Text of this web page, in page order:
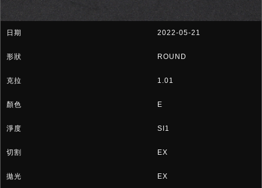
2022-05-21
ROUND
1.01
E
SI1
EX
EX